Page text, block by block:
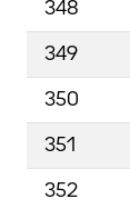
348
349
350
351
352